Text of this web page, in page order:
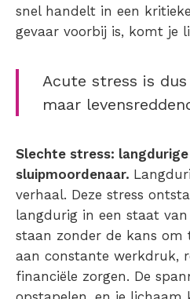
snel handelt in een
gevaar voorbij is, komt je
Acute stress is
maar
Slechte stress:
sluipmoordenaar.
verhaal. Deze stress
langdurig in een staat
staan zonder de kans om
aan constante werkdruk,
financiële zorgen. De